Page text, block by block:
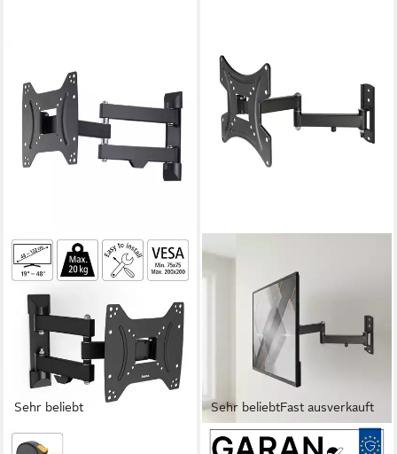
Sehr beliebt
HAMA
Sehr beliebtFast ausverkauft
MY WALL